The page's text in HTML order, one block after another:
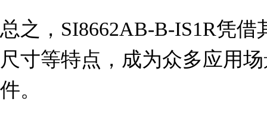
总之，SI8662AB-B-IS1R凭
尺寸等特点，成为众多应用
件。